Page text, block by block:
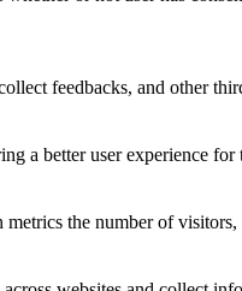
feedbacks, and other
a better user experience for
the number of visitors,